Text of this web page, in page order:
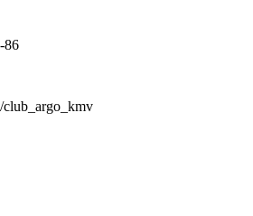
86